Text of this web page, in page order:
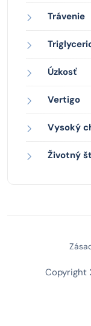
Trávenie
Úzkosť
Vertigo
Vysoký
Životný
Copyright